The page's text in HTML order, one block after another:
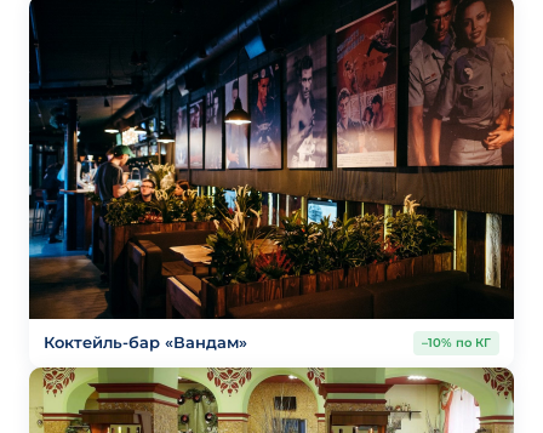
Коктейль-бар «Вандам» –10% по КГ